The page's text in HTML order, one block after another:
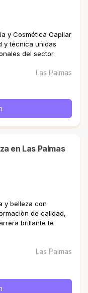
y Cosmética Capilar
y técnica unidas
del sector.
Las Palmas
en Las Palmas
y belleza con
de calidad,
brillante te
Las Palmas